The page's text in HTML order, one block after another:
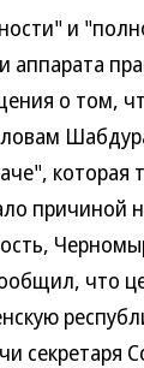
и
о том,
которая
причиной
что
секретаря